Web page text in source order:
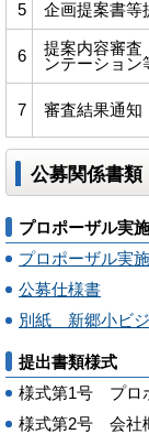
5 企画提案書等
6
提案内容審査
ンテーション
7 審査結果通知
公募関係書類
プロポーザル実
プロポーザル実
公募仕様書
別紙 新郷小ビ
提出書類様式
様式第1号 プロ
様式第2号 会社